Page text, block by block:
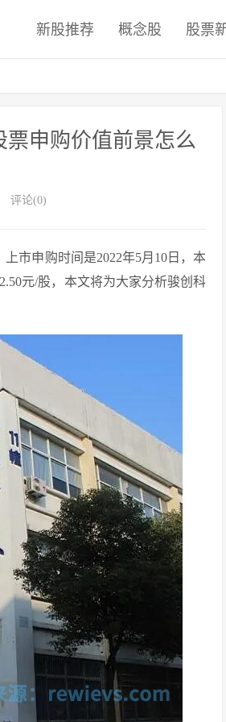
新股推荐 概念股 股票
票申购价值前景怎么
评论(0)
市申购时间是2022年5月10日，本
元/股，本文将为大家分析骏创科